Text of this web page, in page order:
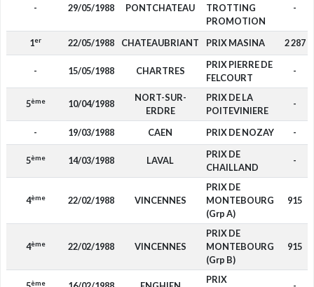
- 29/05/1988 PONTCHATEAU
TROTTING
PROMOTION
-
1er 22/05/1988 CHATEAUBRIANT PRIX MASINA 2 287
- 15/05/1988 CHARTRES
PRIX PIERRE DE
FELCOURT
-
5ème 10/04/1988
NORT-SUR-
ERDRE
PRIX DE LA
POITEVINIERE
-
- 19/03/1988 CAEN PRIX DE NOZAY -
5ème 14/03/1988 LAVAL
PRIX DE
CHAILLAND
-
4ème 22/02/1988 VINCENNES
PRIX DE
MONTEBOURG
(Grp A)
915
4ème 22/02/1988 VINCENNES
PRIX DE
MONTEBOURG
(Grp B)
915
ème
PRIX